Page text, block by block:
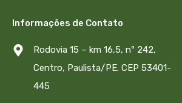
Informações de Contato
Rodovia 15 – km 16,5, nº 242,
Centro, Paulista/PE. CEP 53401-
445